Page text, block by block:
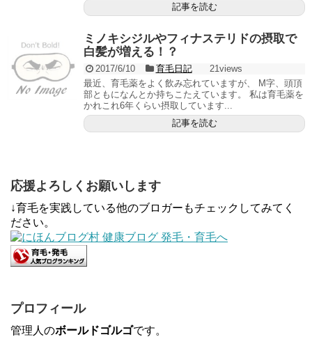
記事を読む
ミノキシジルやフィナステリドの摂取で
白髪が増える！？
2017/6/10 育毛日記
21views
最近、育毛薬をよく飲み忘れていますが、 M字、頭頂
部ともになんとか持ちこたえています。 私は育毛薬を
かれこれ6年くらい摂取しています...
記事を読む
応援よろしくお願いします
↓育毛を実践している他のブロガーもチェックしてみてく
ださい。
プロフィール
管理人のボールドゴルゴです。